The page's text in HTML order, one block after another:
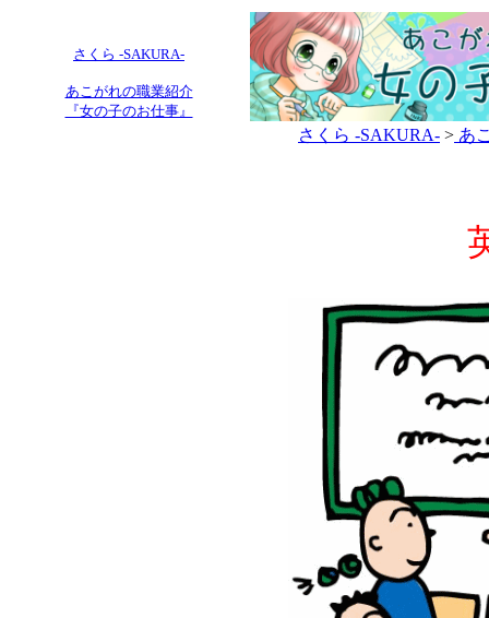
さくら -SAKURA-
あこがれの職業紹介
『女の子のお仕事』
さくら -SAKURA- > あ